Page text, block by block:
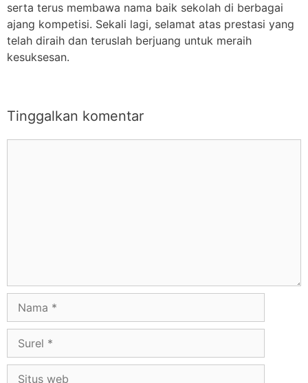
serta terus membawa nama baik sekolah di berbagai
ajang kompetisi. Sekali lagi, selamat atas prestasi yang
telah diraih dan teruslah berjuang untuk meraih
kesuksesan.
Tinggalkan komentar